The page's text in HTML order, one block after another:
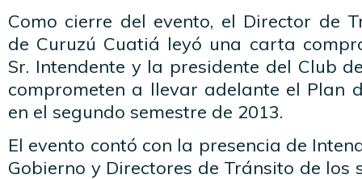
Como cierre del evento, el Director de
de Curuzú Cuatiá leyó una carta
Sr. Intendente y la presidente del Club
comprometen a llevar adelante el Plan
en el segundo semestre de 2013.
El evento contó con la presencia de
Gobierno y Directores de Tránsito de los